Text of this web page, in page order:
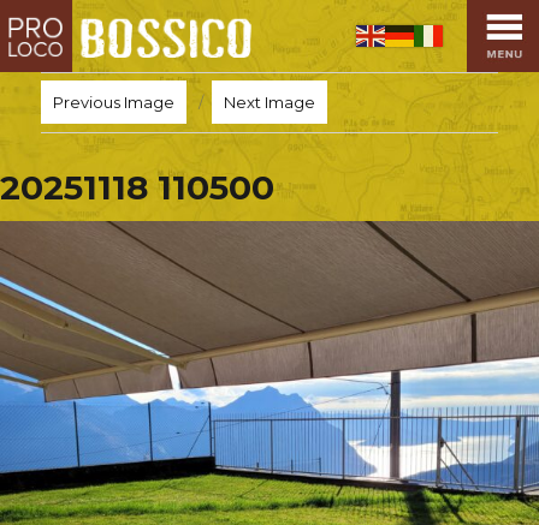
HOME
PRO LOCO
L’ALTOPIANO
PROMOZIONI
OSPITALITÀ
SAPORI TIPICI
ARTE E CULTURA
COMMERCIO
DINTORNI
CONTATTI
Previous Image Next Image
20251118 110500